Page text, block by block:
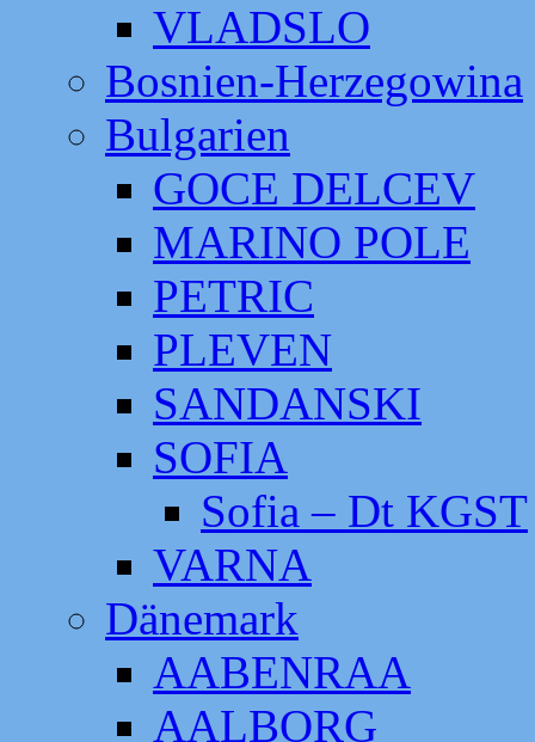
VLADSLO
Bosnien-Herzegowina
Bulgarien
GOCE DELCEV
MARINO POLE
PETRIC
PLEVEN
SANDANSKI
SOFIA
Sofia – Dt KGST
VARNA
Dänemark
AABENRAA
AALBORG